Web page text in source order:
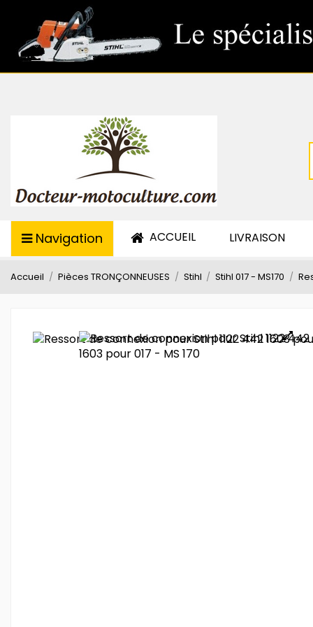
Navigation ACCUEIL LIVRAISON
Accueil Pièces TRONÇONNEUSES Stihl Stihl 017 - MS170